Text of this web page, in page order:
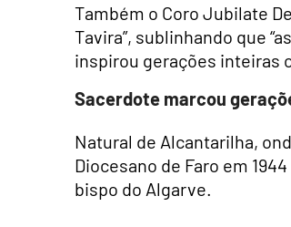
Também o Coro Jubilate
Tavira”, sublinhando que
inspirou gerações inteiras
Sacerdote marcou
Natural de Alcantarilha,
Diocesano de Faro em
bispo do Algarve.